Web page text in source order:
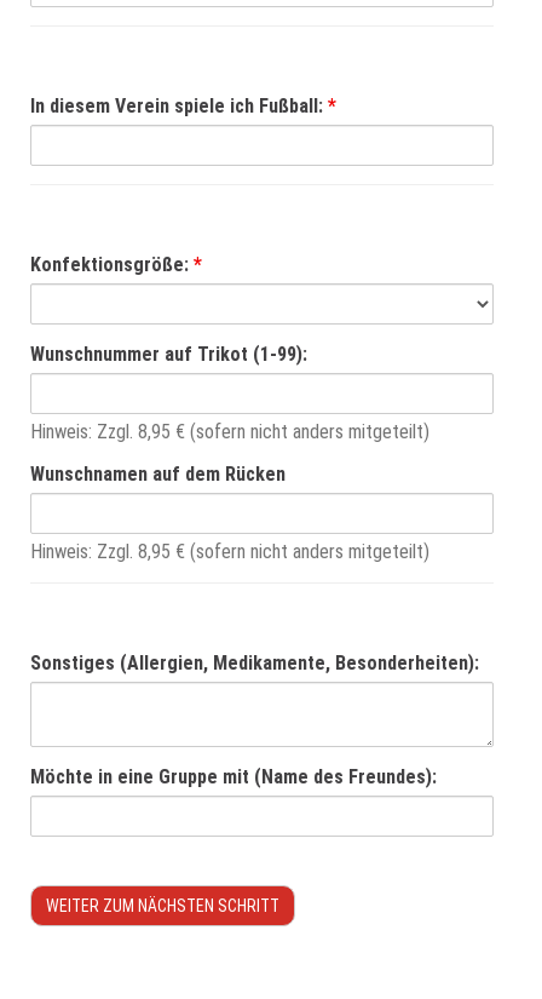
In diesem Verein spiele ich Fußball: *
Konfektionsgröße: *
Wunschnummer auf Trikot (1-99):
Hinweis: Zzgl. 8,95 € (sofern nicht anders mitgeteilt)
Wunschnamen auf dem Rücken
Hinweis: Zzgl. 8,95 € (sofern nicht anders mitgeteilt)
Sonstiges (Allergien, Medikamente, Besonderheiten):
Möchte in eine Gruppe mit (Name des Freundes):